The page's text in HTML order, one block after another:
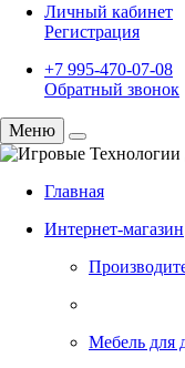
Личный кабинет
Регистрация
+7 995-470-07-08
Обратный звонок
Меню
Главная
Интернет-магазин
Мебель для